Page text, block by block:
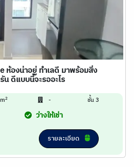
ห้องน่าอยู่ ทำเลดี มาพร้อมสิ่ง
ดีแบบนี้จะรออะไร
2 - ชั้น 3
ว่างให้เช่า
รายละเอียด